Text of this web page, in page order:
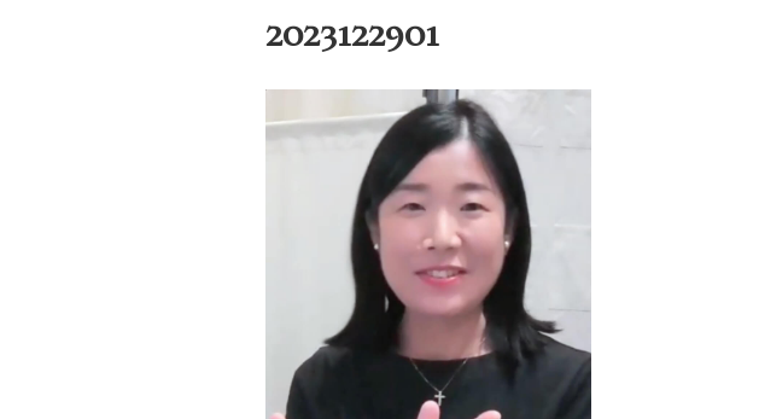
2023122901